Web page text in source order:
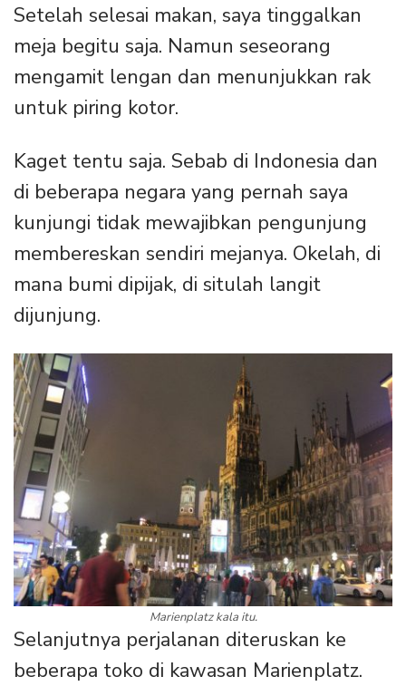
Setelah selesai makan, saya tinggalkan
meja begitu saja. Namun seseorang
mengamit lengan dan menunjukkan rak
untuk piring kotor.
Kaget tentu saja. Sebab di Indonesia dan
di beberapa negara yang pernah saya
kunjungi tidak mewajibkan pengunjung
membereskan sendiri mejanya. Okelah, di
mana bumi dipijak, di situlah langit
dijunjung.
Marienplatz kala itu.
Selanjutnya perjalanan diteruskan ke
beberapa toko di kawasan Marienplatz.